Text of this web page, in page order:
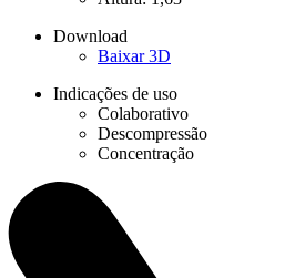
Download
Baixar 3D
Indicações de uso
Colaborativo
Descompressão
Concentração